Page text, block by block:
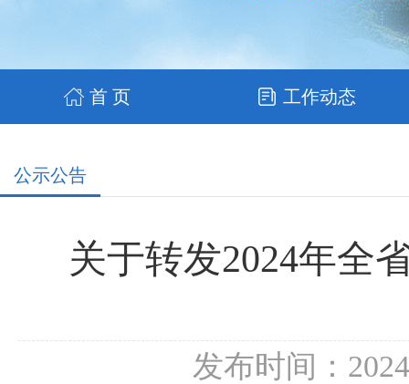
首 页 工作动态
公示公告
关于转发2024年全
发布时间：